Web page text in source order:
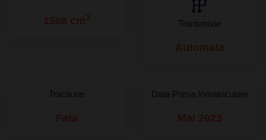
1598 cm 3
Transmisie
Automata
Tractiune
Fata
Data Prima Inmatriculare
Mai 2023